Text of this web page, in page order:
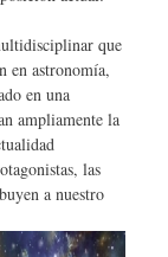
que
en astronomía,
en una
ampliamente la
las
a nuestro